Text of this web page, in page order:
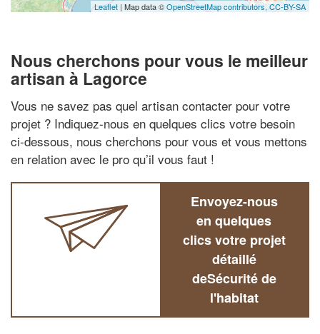
Leaflet | Map data ©OpenStreetMap contributors,CC-BY-SA
Nous cherchons pour vous le meilleur
artisan à Lagorce
Vous ne savez pas quel artisan contacter pour votre
projet ? Indiquez-nous en quelques clics votre besoin
ci-dessous, nous cherchons pour vous et vous mettons
en relation avec le pro qu’il vous faut !
Envoyez-nous
en quelques
clics votre projet
détaillé
deSécurité de
l'habitat